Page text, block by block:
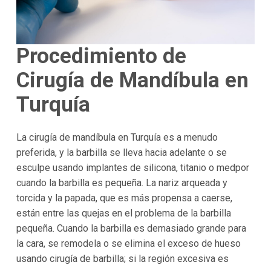
Procedimiento de
Cirugía de Mandíbula en
Turquía
La cirugía de mandíbula en Turquía es a menudo
preferida, y la barbilla se lleva hacia adelante o se
esculpe usando implantes de silicona, titanio o medpor
cuando la barbilla es pequeña. La nariz arqueada y
torcida y la papada, que es más propensa a caerse,
están entre las quejas en el problema de la barbilla
pequeña. Cuando la barbilla es demasiado grande para
la cara, se remodela o se elimina el exceso de hueso
usando cirugía de barbilla; si la región excesiva es